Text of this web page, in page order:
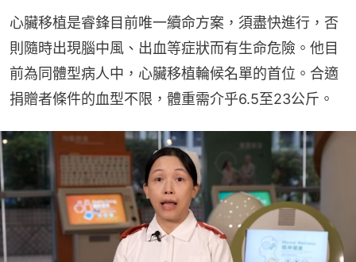
心臟移植是睿鋒目前唯一續命方案，須盡快進行，否
則隨時出現腦中風、出血等症狀而有生命危險。他目
前為同體型病人中，心臟移植輪候名單的首位。合適
捐贈者條件的血型不限，體重需介乎6.5至23公斤。